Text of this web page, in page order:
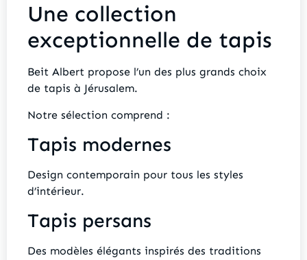
Une collection
exceptionnelle de tapis
Beit Albert propose l’un des plus grands choix
de tapis à Jérusalem.
Notre sélection comprend :
Tapis modernes
Design contemporain pour tous les styles
d’intérieur.
Tapis persans
Des modèles élégants inspirés des traditions